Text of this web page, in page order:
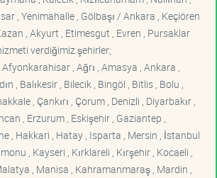
, Yenimahalle , Gölbaşı / Ankara , Keçiören
, Akyurt , Etimesgut , Evren , Pursaklar
verdiğimiz şehirler;
, Ağrı , Amasya , Ankara ,
, Balıkesir , Bilecik , Bingöl , Bitlis , Bolu ,
, Çankırı , Çorum , Denizli , Diyarbakır ,
, Erzurum , Eskişehir , Gaziantep ,
, Hakkari , Hatay , Isparta , Mersin , İstanbul
, Kayseri , Kırklareli , Kırşehir , Kocaeli ,
, Manisa , Kahramanmaraş , Mardin ,